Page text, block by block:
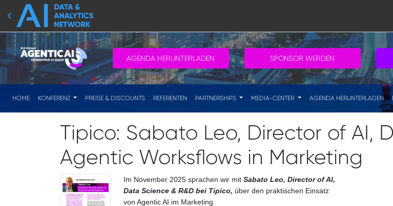
AGENDA HERUNTERLADEN SPONSOR WERDEN
HOME KONFERENZ PREISE & DISCOUNTS REFERENTEN PARTNERSHIPS MEDIA-CENTER AGENDA HERUNTERLADEN
Tipico: Sabato Leo, Director of AI,
Agentic Worksflows in Marketing
Im November 2025 sprachen wir mit Sabato Leo, Director of AI,
Data Science & R&D bei Tipico, über den praktischen Einsatz
von Agentic AI im Marketing.